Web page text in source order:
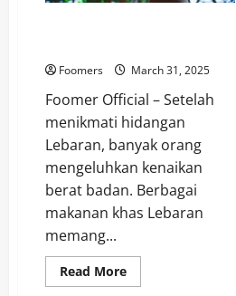
Foomers March 31, 2025
Foomer Official – Setelah
menikmati hidangan
Lebaran, banyak orang
mengeluhkan kenaikan
berat badan. Berbagai
makanan khas Lebaran
memang...
Read MoreRead
more